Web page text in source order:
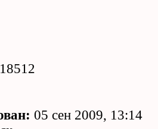
18512
05 сен 2009, 13:14